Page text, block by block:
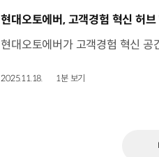
[동영상]
현대오토에버, 고객경험 혁신 허
2025.11.18. 1분 보기